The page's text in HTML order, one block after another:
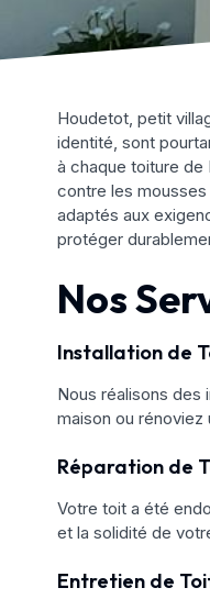
Houdetot, petit
identité, sont
à chaque toiture de
contre les mousses
adaptés aux
protéger
Nos
Installation de
Nous réalisons des
maison ou
Réparation de
Votre toit a été
et la solidité de
Entretien de